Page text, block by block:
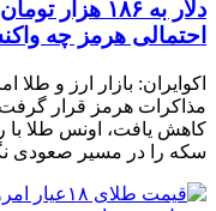
دلار به ۱۸۶
احتمالی هرمز چه
اکوایران: بازار ارز و طلا
سکه را در مسیر صعودی